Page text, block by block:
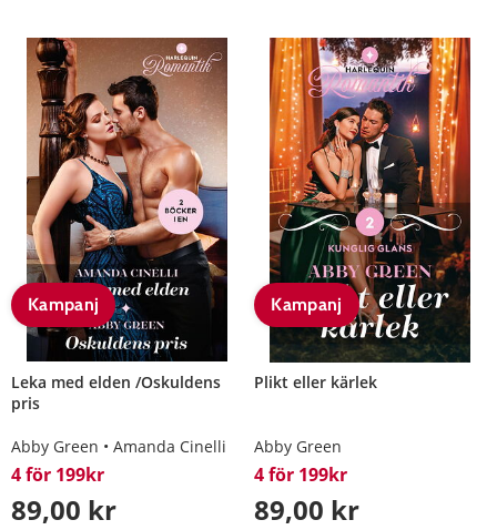
Kampanj
Leka med elden /Oskuldens
pris
Abby Green Amanda Cinelli
4 för 199kr
89,00 kr
Kampanj
Plikt eller kärlek
Abby Green
4 för 199kr
89,00 kr